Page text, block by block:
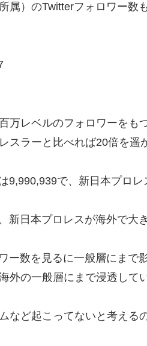
）のTwitterフォロワー数
万レベルのフォロワーをも
スラーと比べれば20倍を遥
9,990,939で、新日本プロ
新日本プロレスが海外で大
ー数を見るに一般層にまで
外の一般層にまで浸透して
ど起こってないと考える